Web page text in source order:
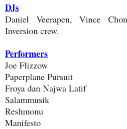
DJs
Daniel Veerapen, Vince
Inversion crew.
Performers
Joe Flizzow
Paperplane Pursuit
Froya dan Najwa Latif
Salammusik
Reshmonu
Manifesto